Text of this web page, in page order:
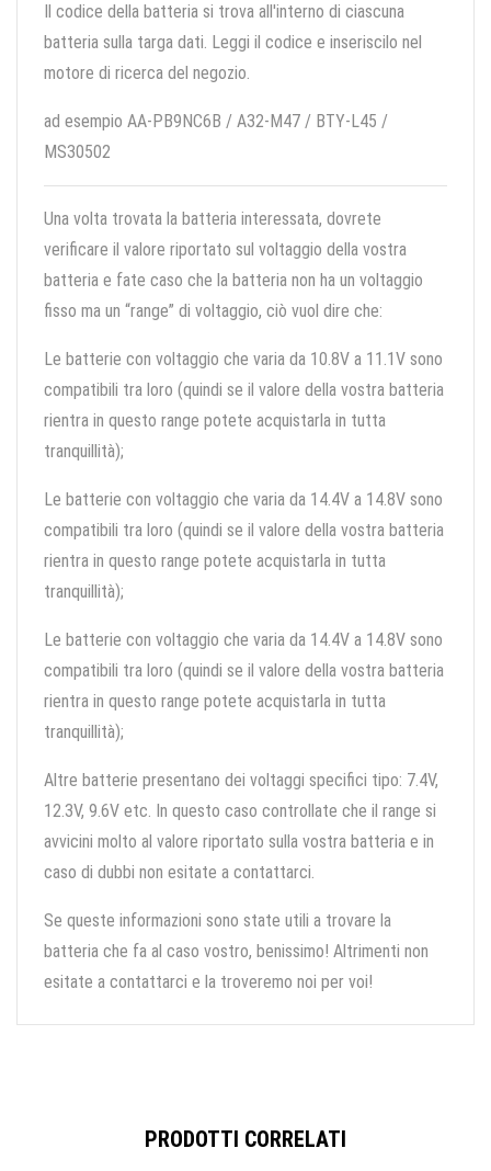
Il codice della batteria si trova all'interno di ciascuna
batteria sulla targa dati. Leggi il codice e inseriscilo nel
motore di ricerca del negozio.
ad esempio AA-PB9NC6B / A32-M47 / BTY-L45 /
MS30502
Una volta trovata la batteria interessata, dovrete
verificare il valore riportato sul voltaggio della vostra
batteria e fate caso che la batteria non ha un voltaggio
fisso ma un “range” di voltaggio, ciò vuol dire che:
Le batterie con voltaggio che varia da 10.8V a 11.1V sono
compatibili tra loro (quindi se il valore della vostra batteria
rientra in questo range potete acquistarla in tutta
tranquillità);
Le batterie con voltaggio che varia da 14.4V a 14.8V sono
compatibili tra loro (quindi se il valore della vostra batteria
rientra in questo range potete acquistarla in tutta
tranquillità);
Le batterie con voltaggio che varia da 14.4V a 14.8V sono
compatibili tra loro (quindi se il valore della vostra batteria
rientra in questo range potete acquistarla in tutta
tranquillità);
Altre batterie presentano dei voltaggi specifici tipo: 7.4V,
12.3V, 9.6V etc. In questo caso controllate che il range si
avvicini molto al valore riportato sulla vostra batteria e in
caso di dubbi non esitate a contattarci.
Se queste informazioni sono state utili a trovare la
batteria che fa al caso vostro, benissimo! Altrimenti non
esitate a contattarci e la troveremo noi per voi!
PRODOTTI CORRELATI